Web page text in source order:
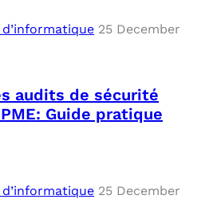
25 December
audits de sécurité
Guide pratique
25 December